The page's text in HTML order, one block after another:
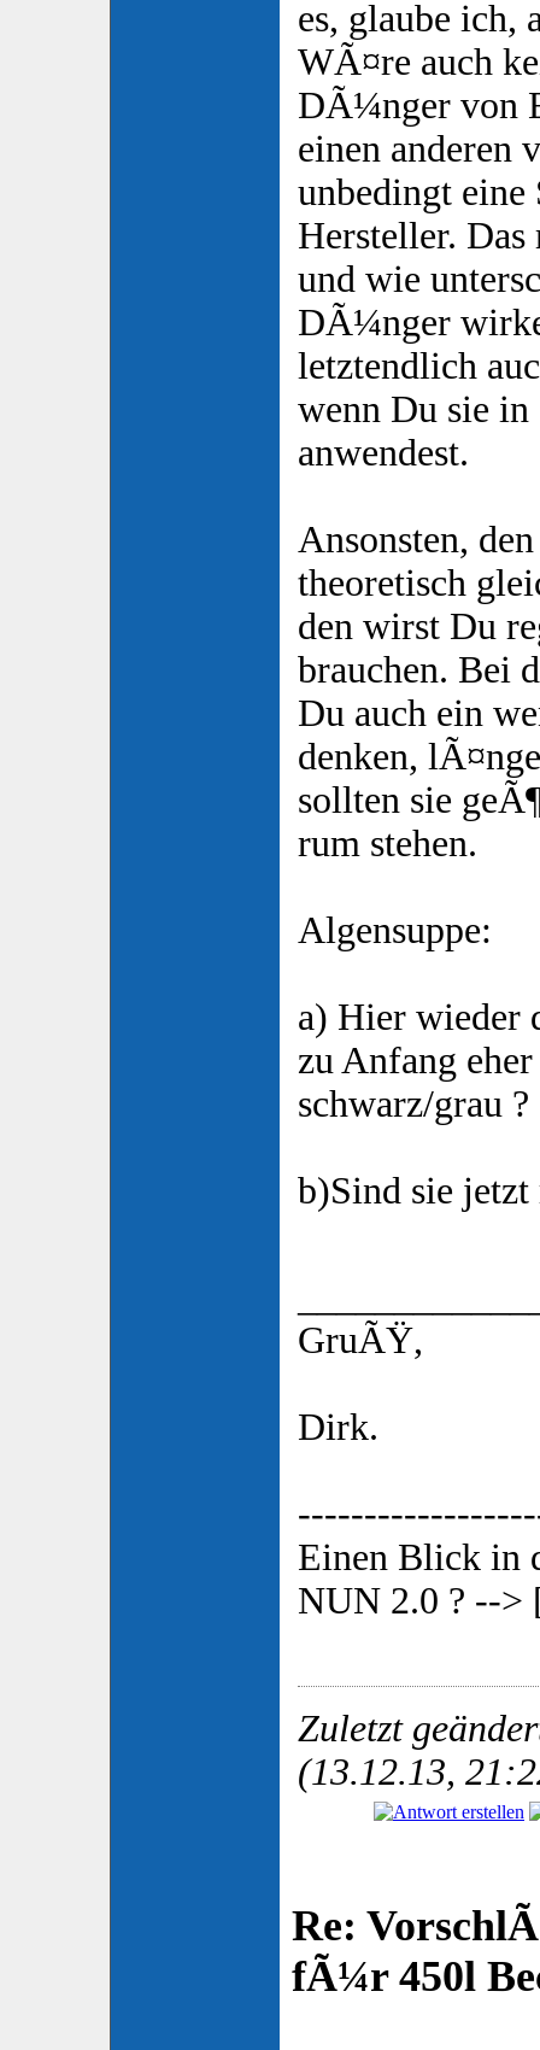
es, glaube ich,
WÃ¤re auch
DÃ¼nger von
einen anderen
unbedingt
Hersteller.
und wie
DÃ¼nger
letztendlich
wenn Du sie in
anwendest.
Ansonsten,
theoretisch
den wirst Du
brauchen. Bei
Du auch ein
denken,
sollten sie
rum stehen.
Algensuppe:
a) Hier wieder
zu Anfang
schwarz/grau ?
b)Sind sie
GruÃŸ,
Dirk.
Einen Blick in
NUN 2.0 ? -->
Zuletzt
(13.12.13,
Re:
fÃ¼r 450l